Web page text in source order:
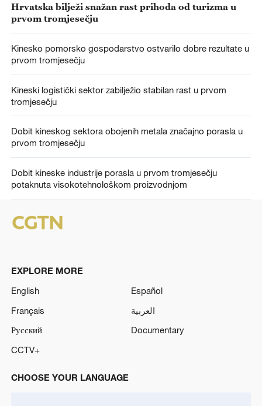
Hrvatska bilježi snažan rast prihoda od turizma u
prvom tromjesečju
Kinesko pomorsko gospodarstvo ostvarilo dobre rezultate u
prvom tromjesečju
Kineski logistički sektor zabilježio stabilan rast u prvom
tromjesečju
Dobit kineskog sektora obojenih metala značajno porasla u
prvom tromjesečju
Dobit kineske industrije porasla u prvom tromjesečju
potaknuta visokotehnološkom proizvodnjom
EXPLORE MORE
English
Español
Français
العربية
Русский
Documentary
CCTV+
CHOOSE YOUR LANGUAGE